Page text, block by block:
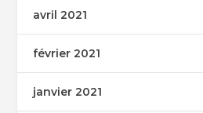
avril 2021
février 2021
janvier 2021